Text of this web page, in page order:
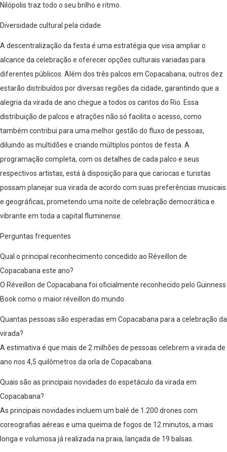
Nilópolis traz todo o seu brilho e ritmo.
Diversidade cultural pela cidade
A descentralização da festa é uma estratégia que visa ampliar o
alcance da celebração e oferecer opções culturais variadas para
diferentes públicos. Além dos três palcos em Copacabana, outros dez
estarão distribuídos por diversas regiões da cidade, garantindo que a
alegria da virada de ano chegue a todos os cantos do Rio. Essa
distribuição de palcos e atrações não só facilita o acesso, como
também contribui para uma melhor gestão do fluxo de pessoas,
diluindo as multidões e criando múltiplos pontos de festa. A
programação completa, com os detalhes de cada palco e seus
respectivos artistas, está à disposição para que cariocas e turistas
possam planejar sua virada de acordo com suas preferências musicais
e geográficas, prometendo uma noite de celebração democrática e
vibrante em toda a capital fluminense.
Perguntas frequentes
Qual o principal reconhecimento concedido ao Réveillon de
Copacabana este ano?
O Réveillon de Copacabana foi oficialmente reconhecido pelo Guinness
Book como o maior réveillon do mundo.
Quantas pessoas são esperadas em Copacabana para a celebração da
virada?
A estimativa é que mais de 2 milhões de pessoas celebrem a virada de
ano nos 4,5 quilômetros da orla de Copacabana.
Quais são as principais novidades do espetáculo da virada em
Copacabana?
As principais novidades incluem um balé de 1.200 drones com
coreografias aéreas e uma queima de fogos de 12 minutos, a mais
longa e volumosa já realizada na praia, lançada de 19 balsas.